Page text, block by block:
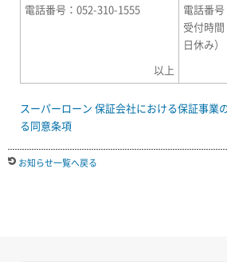
電話番号：052-310-1555
電話番
受付時
日休み）
以上
スーパーローン 保証会社における保証事業
る同意条項
お知らせ一覧へ戻る